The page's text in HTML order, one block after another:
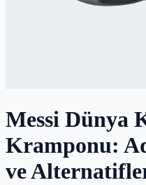
Messi Dünya
Kramponu:
ve